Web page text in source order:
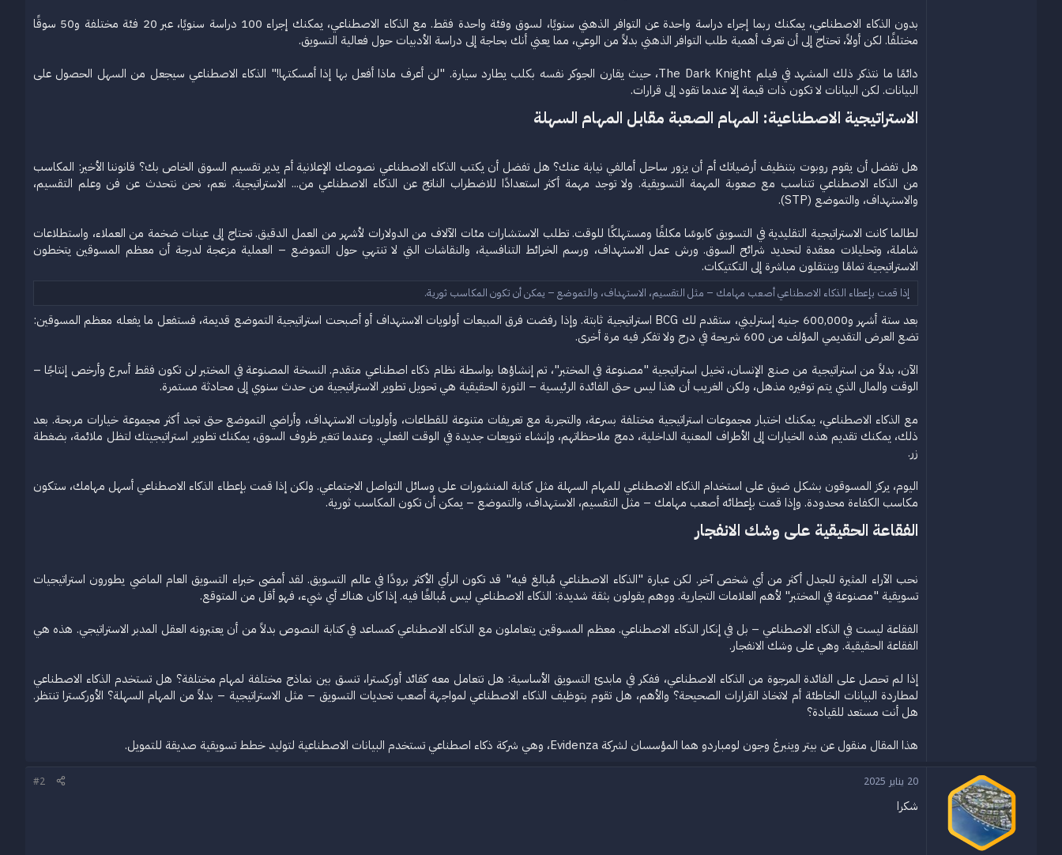
بدون الذكاء الاصطناعي، يمكنك ربما إجراء دراسة واحدة عن التوافر الذهني سنويًا، لسوق وفئة واحدة فقط. مع الذكاء الاصطناعي، يمكنك إجراء 100 دراسة سنويًا، عبر 20 فئة مختلفة و50 سوقًا
مختلفًا. لكن أولاً، تحتاج إلى أن تعرف أهمية طلب التوافر الذهني بدلاً من الوعي، مما يعني أنك بحاجة إلى دراسة الأدبيات حول فعالية التسويق.
دائمًا ما نتذكر ذلك المشهد في فيلم The Dark Knight، حيث يقارن الجوكر نفسه بكلب يطارد سيارة. "لن أعرف ماذا أفعل بها إذا أمسكتها!" الذكاء الاصطناعي سيجعل من السهل الحصول على
البيانات. لكن البيانات لا تكون ذات قيمة إلا عندما تقود إلى قرارات.​
الاستراتيجية الاصطناعية: المهام الصعبة مقابل المهام السهلة​
هل تفضل أن يقوم روبوت بتنظيف أرضياتك أم أن يزور ساحل أمالفي نيابة عنك؟ هل تفضل أن يكتب الذكاء الاصطناعي نصوصك الإعلانية أم يدير تقسيم السوق الخاص بك؟ قانوننا الأخير: المكاسب
من الذكاء الاصطناعي تتناسب مع صعوبة المهمة التسويقية. ولا توجد مهمة أكثر استعدادًا للاضطراب الناتج عن الذكاء الاصطناعي من... الاستراتيجية. نعم، نحن نتحدث عن فن وعلم التقسيم،
والاستهداف، والتموضع (STP).
لطالما كانت الاستراتيجية التقليدية في التسويق كابوسًا مكلفًا ومستهلكًا للوقت. تطلب الاستشارات مئات الآلاف من الدولارات لأشهر من العمل الدقيق. تحتاج إلى عينات ضخمة من العملاء، واستطلاعات
شاملة، وتحليلات معقدة لتحديد شرائح السوق. ورش عمل الاستهداف، ورسم الخرائط التنافسية، والنقاشات التي لا تنتهي حول التموضع – العملية مزعجة لدرجة أن معظم المسوقين يتخطون
الاستراتيجية تمامًا وينتقلون مباشرة إلى التكتيكات.​
إذا قمت بإعطاء الذكاء الاصطناعي أصعب مهامك – مثل التقسيم، الاستهداف، والتموضع – يمكن أن تكون المكاسب ثورية.​
بعد ستة أشهر و600,000 جنيه إسترليني، ستقدم لك BCG استراتيجية ثابتة. وإذا رفضت فرق المبيعات أولويات الاستهداف أو أصبحت استراتيجية التموضع قديمة، فستفعل ما يفعله معظم المسوقين:
تضع العرض التقديمي المؤلف من 600 شريحة في درج ولا تفكر فيه مرة أخرى.
الآن، بدلاً من استراتيجية من صنع الإنسان، تخيل استراتيجية "مصنوعة في المختبر"، تم إنشاؤها بواسطة نظام ذكاء اصطناعي متقدم. النسخة المصنوعة في المختبر لن تكون فقط أسرع وأرخص إنتاجًا –
الوقت والمال الذي يتم توفيره مذهل، ولكن الغريب أن هذا ليس حتى الفائدة الرئيسية – الثورة الحقيقية هي تحويل تطوير الاستراتيجية من حدث سنوي إلى محادثة مستمرة.
مع الذكاء الاصطناعي، يمكنك اختبار مجموعات استراتيجية مختلفة بسرعة، والتجربة مع تعريفات متنوعة للقطاعات، وأولويات الاستهداف، وأراضي التموضع حتى تجد أكثر مجموعة خيارات مربحة. بعد
ذلك، يمكنك تقديم هذه الخيارات إلى الأطراف المعنية الداخلية، دمج ملاحظاتهم، وإنشاء تنويعات جديدة في الوقت الفعلي. وعندما تتغير ظروف السوق، يمكنك تطوير استراتيجيتك لتظل ملائمة، بضغطة
زر.
اليوم، يركز المسوقون بشكل ضيق على استخدام الذكاء الاصطناعي للمهام السهلة مثل كتابة المنشورات على وسائل التواصل الاجتماعي. ولكن إذا قمت بإعطاء الذكاء الاصطناعي أسهل مهامك، ستكون
مكاسب الكفاءة محدودة. وإذا قمت بإعطائه أصعب مهامك – مثل التقسيم، الاستهداف، والتموضع – يمكن أن تكون المكاسب ثورية.​
الفقاعة الحقيقية على وشك الانفجار​
نحب الآراء المثيرة للجدل أكثر من أي شخص آخر. لكن عبارة "الذكاء الاصطناعي مُبالغ فيه" قد تكون الرأي الأكثر برودًا في عالم التسويق. لقد أمضى خبراء التسويق العام الماضي يطورون استراتيجيات
تسويقية "مصنوعة في المختبر" لأهم العلامات التجارية. ووهم يقولون بثقة شديدة: الذكاء الاصطناعي ليس مُبالغًا فيه. إذا كان هناك أي شيء، فهو أقل من المتوقع.
الفقاعة ليست في الذكاء الاصطناعي – بل في إنكار الذكاء الاصطناعي. معظم المسوقين يتعاملون مع الذكاء الاصطناعي كمساعد في كتابة النصوص بدلاً من أن يعتبرونه العقل المدبر الاستراتيجي. هذه هي
الفقاعة الحقيقية. وهي على وشك الانفجار.
إذا لم تحصل على الفائدة المرجوة من الذكاء الاصطناعي، ففكر في مابدئ التسويق الأساسية: هل تتعامل معه كقائد أوركسترا، تنسق بين نماذج مختلفة لمهام مختلفة؟ هل تستخدم الذكاء الاصطناعي
لمطاردة البيانات الخاطئة أم لاتخاذ القرارات الصحيحة؟ والأهم، هل تقوم بتوظيف الذكاء الاصطناعي لمواجهة أصعب تحديات التسويق – مثل الاستراتيجية – بدلاً من المهام السهلة؟ الأوركسترا تنتظر.
هل أنت مستعد للقيادة؟
هذا المقال منقول عن بيتر وينبرغ وجون لومباردو هما المؤسسان لشركة Evidenza، وهي شركة ذكاء اصطناعي تستخدم البيانات الاصطناعية لتوليد خطط تسويقية صديقة للتمويل.​
20 يناير 2025
#2
شكرا